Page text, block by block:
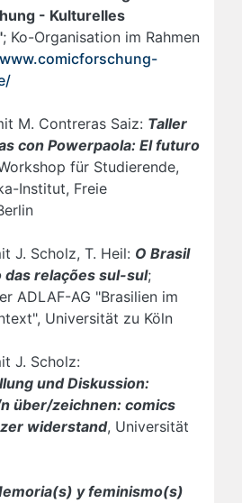
- Kulturelles
; Ko-Organisation im Rahmen
M. Contreras Saiz: Taller
con Powerpaola: El futuro
für Studierende,
Institut, Freie
J. Scholz, T. Heil: O Brasil
das relações sul-sul;
ADLAF-AG "Brasilien im
Universität zu Köln
J. Scholz:
und Diskussion:
über/zeichnen: comics
widerstand, Universität
y feminismo(s)